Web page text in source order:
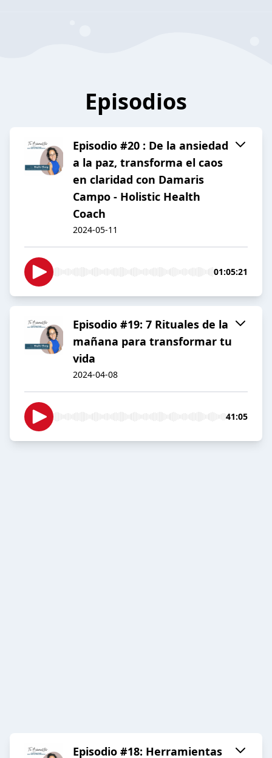
Episodios
Episodio #20 : De la ansiedad
a la paz, transforma el caos
en claridad con Damaris
Campo - Holistic Health
Coach
2024-05-11
01:05:21
Episodio #19: 7 Rituales de la
mañana para transformar tu
vida
2024-04-08
41:05
Episodio #18: Herramientas